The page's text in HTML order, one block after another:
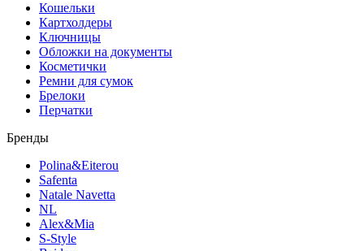
Кошельки
Картхолдеры
Ключницы
Обложки на документы
Косметички
Ремни для сумок
Брелоки
Перчатки
Бренды
Polina&Eiterou
Safenta
Natale Navetta
NL
Alex&Mia
S-Style